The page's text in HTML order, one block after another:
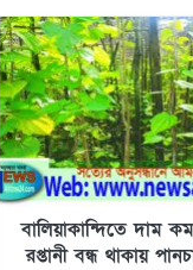
বালিয়াকান্দিতে দাম
রপ্তানী বন্ধ থাকায়